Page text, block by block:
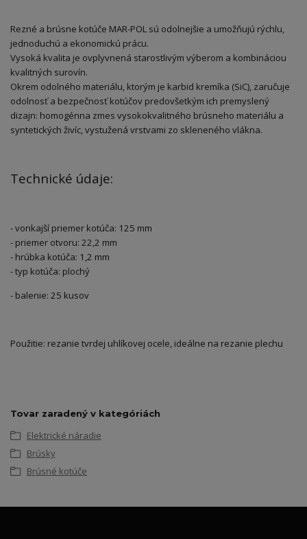
Rezné a brúsne kotúče MAR-POL sú odolnejšie a umožňujú rýchlu,
jednoduchú a ekonomickú prácu.
Vysoká kvalita je ovplyvnená starostlivým výberom a kombináciou
kvalitných surovín.
Okrem odolného materiálu, ktorým je karbid kremíka (SiC), zaručuje
odolnosť a bezpečnosť kotúčov predovšetkým ich premyslený
dizajn: homogénna zmes vysokokvalitného brúsneho materiálu a
syntetických živíc, vystužená vrstvami zo skleneného vlákna.
Technické údaje:
- vonkajší priemer kotúča: 125 mm
- priemer otvoru: 22,2 mm
- hrúbka kotúča: 1,2 mm
- typ kotúča: plochý
- balenie: 25 kusov
Použitie: rezanie tvrdej uhlíkovej ocele, ideálne na rezanie plechu
Tovar zaradený v kategóriách
Elektrické náradie
Brúsky
Brúsné kotúče